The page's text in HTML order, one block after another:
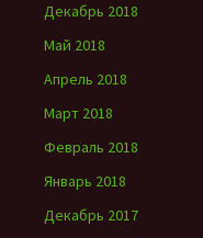
Декабрь 2018
Май 2018
Апрель 2018
Март 2018
Февраль 2018
Январь 2018
Декабрь 2017